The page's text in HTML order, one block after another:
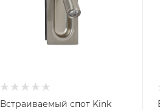
Встраиваемый спот Kink